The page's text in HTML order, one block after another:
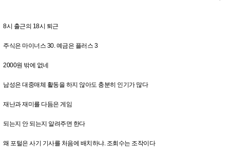
8시 출근의 18시 퇴근
주식은 마이너스 30. 예금은 플러스 3
2000원 밖에 없네
남성은 대중매체 활동을 하지 않아도 충분히 인기가 많다
재난과 재미를 다듬은 게임
되는지 안 되는지 알려주면 한다
왜 포털은 사기 기사를 처음에 배치하냐. 조회수는 조작이다